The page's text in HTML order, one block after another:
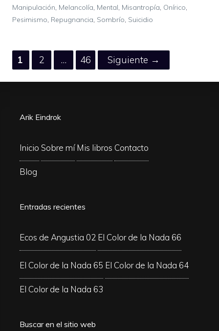
Manipulación Melancolía Mental Misantropía Onírico
Pesimismo Repugnancia Sombrío Suicidio
Página
1 Página
2 … Página
46 Siguiente →
Arik Eindrok
Inicio Sobre mí Mis libros Contacto
Blog
Entradas recientes
Ecos de Angustia 02 El Color de la Nada 66
El Color de la Nada 65 El Color de la Nada 64
El Color de la Nada 63
Buscar en el sitio web